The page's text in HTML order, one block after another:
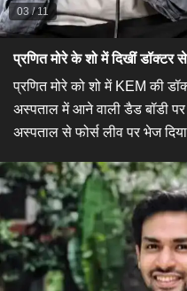
03/11
प्रणित मोरे के शो में दिखीं डॉक्टर
प्रणित मोरे को शो में KEM की
अस्पताल में आने वाली डैड बॉडी पर
अस्पताल से फोर्स लीव पर भेज